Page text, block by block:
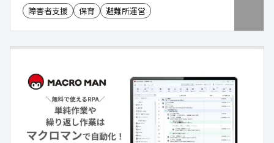
障害者支援 保育 避難所運営